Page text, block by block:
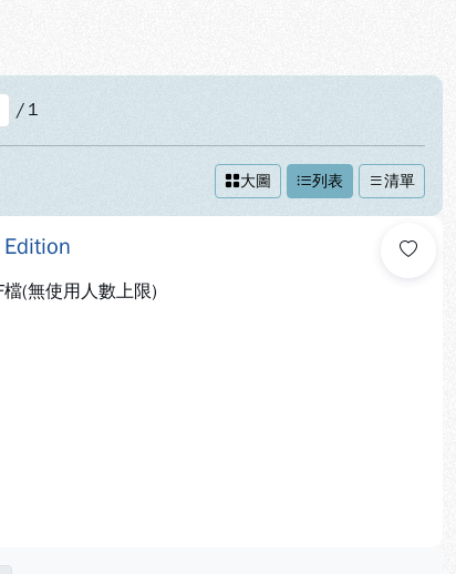
/ 1
大圖 列表 清單
(無使用人數上限)